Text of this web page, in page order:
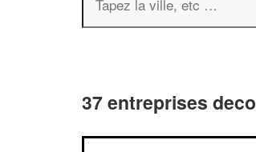
37 entreprises